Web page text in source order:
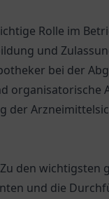
Rolle im
und
bei der
organisatorische
der
den wichtigsten
und die